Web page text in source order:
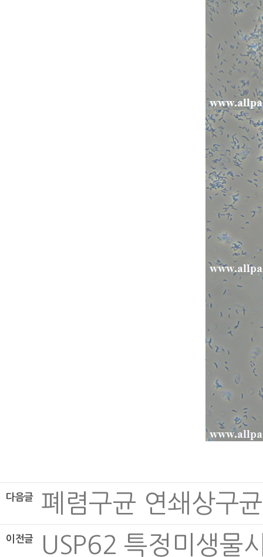
다음글 폐렴구균 연쇄상구
이전글 USP62 특정미생물